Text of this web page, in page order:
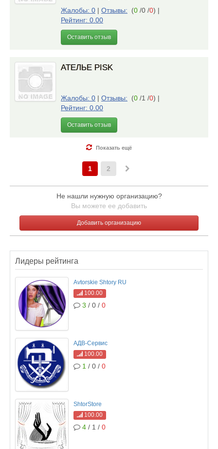
Жалобы: 0 | Отзывы: (0 /0 /0) |
Рейтинг: 0.00
Оставить отзыв
АТЕЛЬЕ PISK
Жалобы: 0 | Отзывы: (0 /1 /0) |
Рейтинг: 0.00
Оставить отзыв
Показать ещё
1 2
Не нашли нужную организацию?
Вы можете ее добавить
Добавить организацию
Лидеры рейтинга
Avtorskie Shtory RU
100.00
3 / 0 / 0
АДВ-Сервис
100.00
1 / 0 / 0
ShtorStore
100.00
4 / 1 / 0